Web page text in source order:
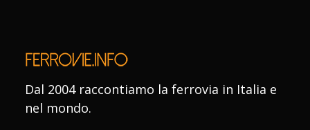
Dal 2004 raccontiamo la ferrovia in Italia e
nel mondo.